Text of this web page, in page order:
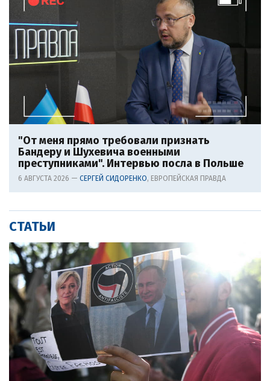
"От меня прямо требовали признать
Бандеру и Шухевича военными
преступниками". Интервью посла в Польше
6 АВГУСТА 2026 — СЕРГЕЙ СИДОРЕНКО, ЕВРОПЕЙСКАЯ ПРАВДА
СТАТЬИ